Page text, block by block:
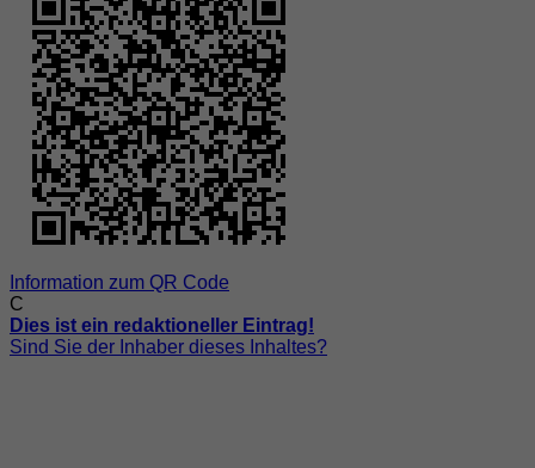
Information zum QR Code
C
Dies ist ein redaktioneller Eintrag!
Sind Sie der Inhaber dieses Inhaltes?